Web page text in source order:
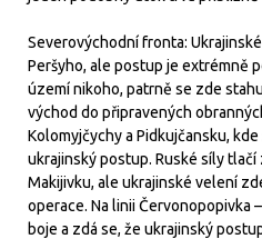
Severovýchodní fronta:
Peršyho, ale postup je extrémně
území nikoho, patrně se zde
východ do připravených
Kolomyjčychy a Pidkujčansku,
ukrajinský postup. Ruské síly
Makijivku, ale ukrajinské velení
operace. Na linii Červonopopivka
boje a zdá se, že ukrajinský